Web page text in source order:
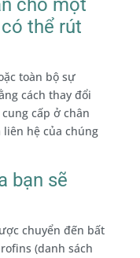
cho một
thể rút
toàn bộ sự
cách thay đổi
cấp ở chân
hệ của chúng
bạn sẽ
chuyển đến bất
(danh sách